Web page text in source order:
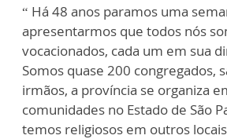
“ Há 48 anos paramos uma
apresentarmos que todos nós
vocacionados, cada um em sua
Somos quase 200 congregados,
irmãos, a província se organiza
comunidades no Estado de São
temos religiosos em outros